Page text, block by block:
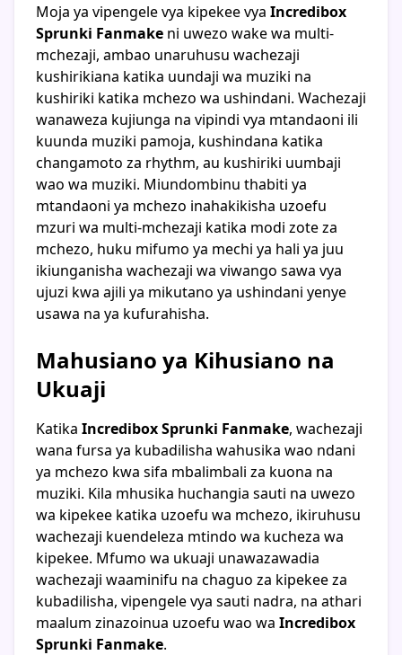
Moja ya vipengele vya kipekee vya Incredibox
Sprunki Fanmake ni uwezo wake wa multi-
mchezaji, ambao unaruhusu wachezaji
kushirikiana katika uundaji wa muziki na
kushiriki katika mchezo wa ushindani. Wachezaji
wanaweza kujiunga na vipindi vya mtandaoni ili
kuunda muziki pamoja, kushindana katika
changamoto za rhythm, au kushiriki uumbaji
wao wa muziki. Miundombinu thabiti ya
mtandaoni ya mchezo inahakikisha uzoefu
mzuri wa multi-mchezaji katika modi zote za
mchezo, huku mifumo ya mechi ya hali ya juu
ikiunganisha wachezaji wa viwango sawa vya
ujuzi kwa ajili ya mikutano ya ushindani yenye
usawa na ya kufurahisha.
Mahusiano ya Kihusiano na
Ukuaji
Katika Incredibox Sprunki Fanmake, wachezaji
wana fursa ya kubadilisha wahusika wao ndani
ya mchezo kwa sifa mbalimbali za kuona na
muziki. Kila mhusika huchangia sauti na uwezo
wa kipekee katika uzoefu wa mchezo, ikiruhusu
wachezaji kuendeleza mtindo wa kucheza wa
kipekee. Mfumo wa ukuaji unawazawadia
wachezaji waaminifu na chaguo za kipekee za
kubadilisha, vipengele vya sauti nadra, na athari
maalum zinazoinua uzoefu wao wa Incredibox
Sprunki Fanmake.